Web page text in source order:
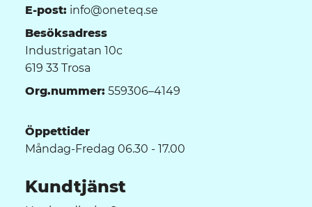
E-post: info@oneteq.se
Besöksadress
Industrigatan 10c
619 33 Trosa
Org.nummer: 559306–4149
Öppettider
Måndag-Fredag 06.30 - 17.00
Kundtjänst